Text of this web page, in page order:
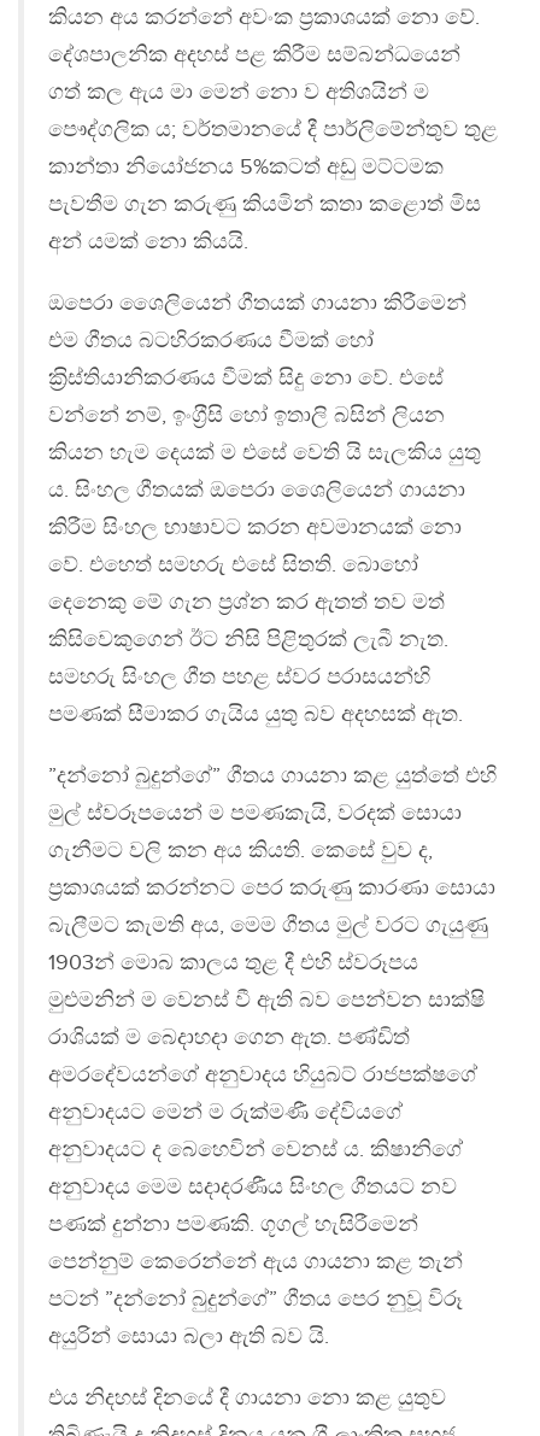
කියන අය කරන්නේ අවංක ප‍්‍රකාශයක් නො වේ.
දේශපාලනික අදහස් පළ කිරීම සම්බන්ධයෙන්
ගත් කල ඇය මා මෙන් නො ව අතිශයින් ම
පෞද්ගලික ය; වර්තමානයේ දී පාර්ලිමේන්තුව තුළ
කාන්තා නියෝජනය 5%කටත් අඩු මට්ටමක
පැවතීම ගැන කරුණු කියමින් කතා කළොත් මිස
අන් යමක් නො කියයි.
ඔපෙරා ශෛලියෙන් ගීතයක් ගායනා කිරීමෙන්
එම ගීතය බටහිරකරණය වීමක් හෝ
ක‍්‍රිස්තියානිකරණය වීමක් සිදු නො වේ. එසේ
වන්නේ නම්, ඉංග‍්‍රීසි හෝ ඉතාලි බසින් ලියන
කියන හැම දෙයක් ම එසේ වෙති යි සැලකිය යුතු
ය. සිංහල ගීතයක් ඔපෙරා ශෛලියෙන් ගායනා
කිරීම සිංහල භාෂාවට කරන අවමානයක් නො
වේ. එහෙත් සමහරු එසේ සිතති. බොහෝ
දෙනෙකු මේ ගැන ප‍්‍රශ්න කර ඇතත් තව මත්
කිසිවෙකුගෙන් ඊට නිසි පිළිතුරක් ලැබී නැත.
සමහරු සිංහල ගීත පහළ ස්වර පරාසයන්හි
පමණක් සීමාකර ගැයිය යුතු බව අදහසක් ඇත.
”දන්නෝ බුදුන්ගේ” ගීතය ගායනා කළ යුත්තේ එහි
මුල් ස්වරූපයෙන් ම පමණකැයි, වරදක් සොයා
ගැනීමට වලි කන අය කියති. කෙසේ වුව ද,
ප‍්‍රකාශයක් කරන්නට පෙර කරුණු කාරණා සොයා
බැලීමට කැමති අය, මෙම ගීතය මුල් වරට ගැයුණු
1903න් මොබ කාලය තුළ දී එහි ස්වරූපය
මුළුමනින් ම වෙනස් වී ඇති බව පෙන්වන සාක්ෂි
රාශියක් ම බෙදාහදා ගෙන ඇත. පණ්ඩිත්
අමරදේවයන්ගේ අනුවාදය හියුබට් රාජපක්ෂගේ
අනුවාදයට මෙන් ම රුක්මණී දේවියගේ
අනුවාදයට ද බෙහෙවින් වෙනස් ය. කිෂානිගේ
අනුවාදය මෙම සදාදරණීය සිංහල ගීතයට නව
පණක් දුන්නා පමණකි. ගූගල් හැසිරීමෙන්
පෙන්නුම් කෙරෙන්නේ ඇය ගායනා කළ තැන්
පටන් ”දන්නෝ බුදුන්ගේ” ගීතය පෙර නුවූ විරූ
අයුරින් සොයා බලා ඇති බව යි.
එය නිදහස් දිනයේ දී ගායනා නො කළ යුතුව